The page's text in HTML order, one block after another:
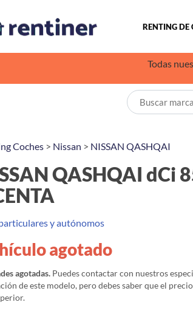
RENTING DE
Todas
Coches > Nissan > NISSAN QASHQAI
QASHQAI dCi
y autónomos
agotado
agotadas. Puedes contactar con nuestros
de este modelo, pero debes saber que el